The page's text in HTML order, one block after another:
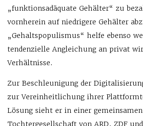
„funktionsadäquate Gehälter“ zu
vornherein auf niedrigere Gehälter
„Gehaltspopulismus“ helfe ebenso
tendenzielle Angleichung an privat
Verhältnisse.
Zur Beschleunigung der
zur Vereinheitlichung ihrer
Lösung sieht er in einer gemeinsamen
Tochtergesellschaft von ARD, ZDF